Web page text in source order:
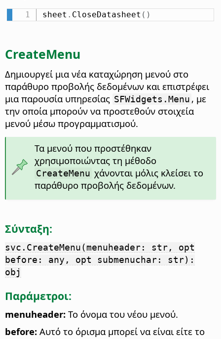
sheet . CloseDatasheet ( )
CreateMenu
Δημιουργεί μια νέα καταχώρηση μενού στο
παράθυρο προβολής δεδομένων και επιστρέφει
μια παρουσία υπηρεσίας SFWidgets.Menu , με
την οποία μπορούν να προστεθούν στοιχεία
μενού μέσω προγραμματισμού.
Τα μενού που προστέθηκαν
χρησιμοποιώντας τη μέθοδο
CreateMenu χάνονται μόλις κλείσει το
παράθυρο προβολής δεδομένων.
Σύνταξη:
svc.CreateMenu(menuheader: str, opt
before: any, opt submenuchar: str):
obj
Παράμετροι:
menuheader: Το όνομα του νέου μενού.
before: Αυτό το όρισμα μπορεί να είναι είτε το